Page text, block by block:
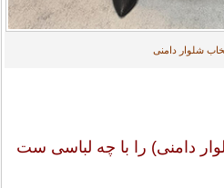
شلوار دامنی
دامنی) را با چه لباسی ست